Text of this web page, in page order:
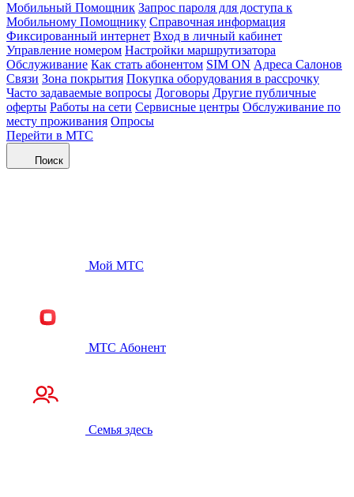
Мобильный Помощник Запрос пароля для доступа к
Мобильному Помощнику Справочная информация
Фиксированный интернет Вход в личный кабинет
Управление номером Настройки маршрутизатора
Обслуживание Как стать абонентом SIM ON Адреса Салонов
Связи Зона покрытия Покупка оборудования в рассрочку
Часто задаваемые вопросы Договоры Другие публичные
оферты Работы на сети Сервисные центры Обслуживание по
месту проживания Опросы
Перейти в МТС
Поиск
Мой МТС
МТС Абонент
Семья здесь